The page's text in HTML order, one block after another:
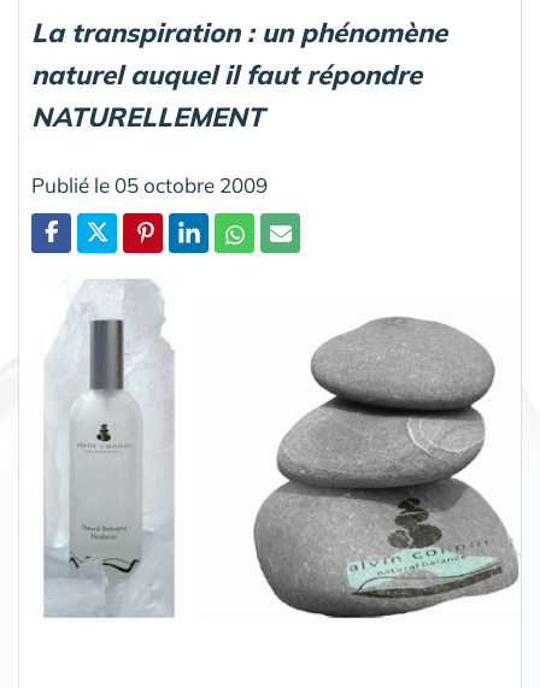
La transpiration : un phénomène
naturel auquel il faut répondre
NATURELLEMENT
Publié le 05 octobre 2009